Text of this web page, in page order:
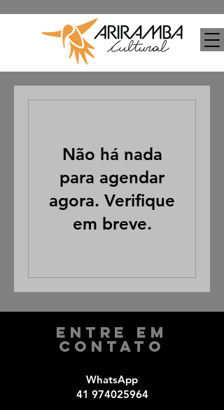
Não há nada
para agendar
agora. Verifique
em breve.
Entre em
Contato
WhatsApp
41 974025964